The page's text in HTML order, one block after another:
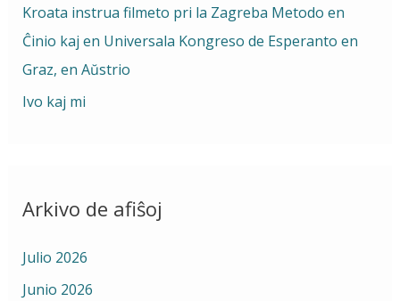
r
:
Kroata instrua filmeto pri la Zagreba Metodo en
Ĉinio kaj en Universala Kongreso de Esperanto en
Graz, en Aŭstrio
Ivo kaj mi
Arkivo de afiŝoj
Julio 2026
Junio 2026